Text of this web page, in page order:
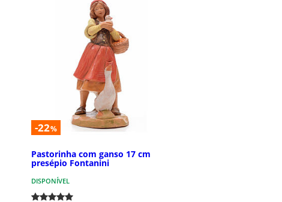
-22%
Pastorinha com ganso 17 cm
presépio Fontanini
DISPONÍVEL